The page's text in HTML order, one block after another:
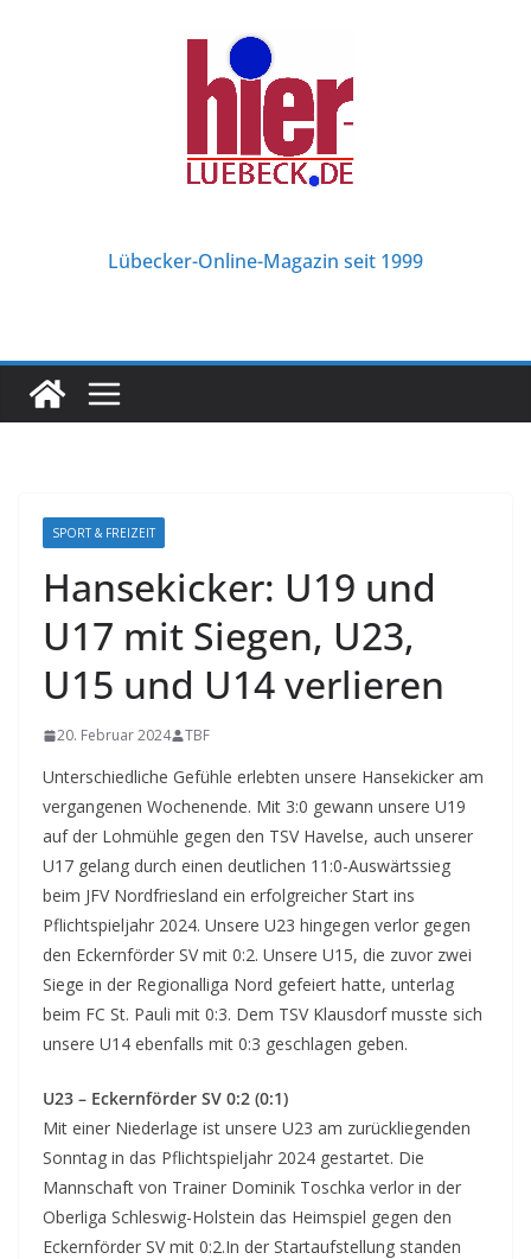
Lübecker-Online-Magazin seit 1999
SPORT & FREIZEIT
Hansekicker: U19 und
U17 mit Siegen, U23,
U15 und U14 verlieren
20. Februar 2024 TBF
Unterschiedliche Gefühle erlebten unsere Hansekicker am
vergangenen Wochenende. Mit 3:0 gewann unsere U19
auf der Lohmühle gegen den TSV Havelse, auch unserer
U17 gelang durch einen deutlichen 11:0-Auswärtssieg
beim JFV Nordfriesland ein erfolgreicher Start ins
Pflichtspieljahr 2024. Unsere U23 hingegen verlor gegen
den Eckernförder SV mit 0:2. Unsere U15, die zuvor zwei
Siege in der Regionalliga Nord gefeiert hatte, unterlag
beim FC St. Pauli mit 0:3. Dem TSV Klausdorf musste sich
unsere U14 ebenfalls mit 0:3 geschlagen geben.
U23 – Eckernförder SV 0:2 (0:1)
Mit einer Niederlage ist unsere U23 am zurückliegenden
Sonntag in das Pflichtspieljahr 2024 gestartet. Die
Mannschaft von Trainer Dominik Toschka verlor in der
Oberliga Schleswig-Holstein das Heimspiel gegen den
Eckernförder SV mit 0:2.In der Startaufstellung standen